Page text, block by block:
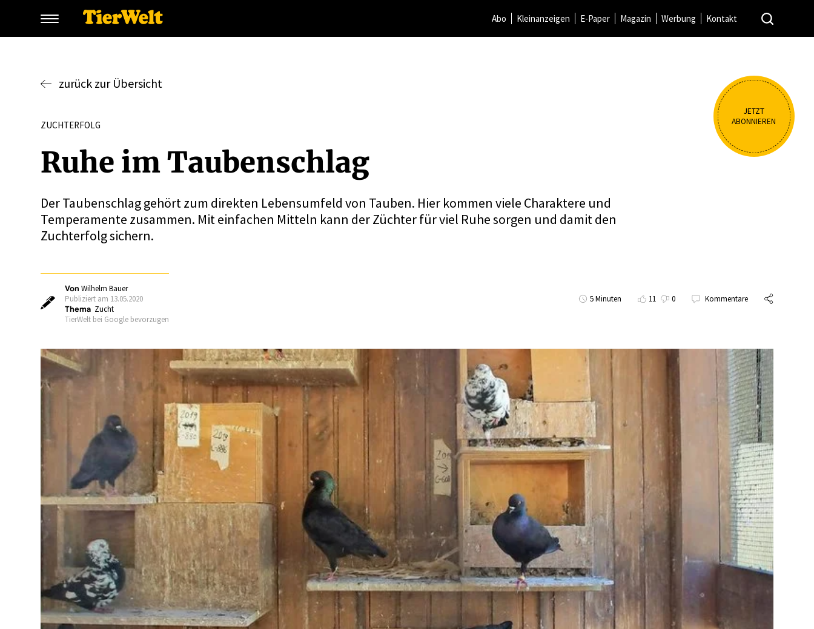
Abo Kleinanzeigen E-Paper Magazin Werbung Kontakt
JETZT
ABONNIEREN
zurück zur Übersicht
ZUCHTERFOLG
Ruhe im Tauben­schlag
Der Taubenschlag gehört zum direkten Lebensumfeld von Tauben. Hier kommen viele Charaktere und
Temperamente zusammen. Mit einfachen Mitteln kann der Züchter für viel Ruhe sorgen und damit den
Zuchterfolg sichern.
VonWilhelm Bauer
Publiziert am 13.05.2020
Thema Zucht
TierWelt bei Google bevorzugen
5 Minuten 11 0 Kommentare